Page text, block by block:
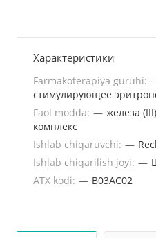
Характеристики
Farmakoterapiya guruhi:
стимулирующее
Faol modda: — железа
комплекс
Ishlab chiqaruvchi: —
Ishlab chiqarilish joyi: —
ATX kodi: — B03AC02